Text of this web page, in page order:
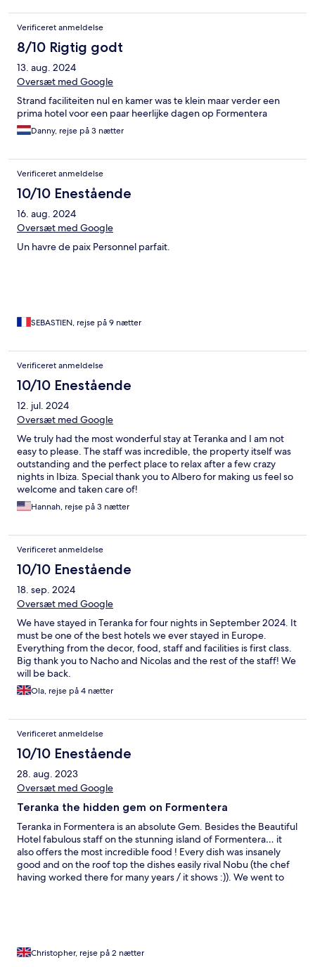
Verificeret anmeldelse
8/10 Rigtig godt
13. aug. 2024
Oversæt med Google
Strand faciliteiten nul en kamer was te klein maar verder een
prima hotel voor een paar heerlijke dagen op Formentera
Danny, rejse på 3 nætter
Verificeret anmeldelse
10/10 Enestående
16. aug. 2024
Oversæt med Google
Un havre de paix Personnel parfait.
SEBASTIEN, rejse på 9 nætter
Verificeret anmeldelse
10/10 Enestående
12. jul. 2024
Oversæt med Google
We truly had the most wonderful stay at Teranka and I am not
easy to please. The staff was incredible, the property itself was
outstanding and the perfect place to relax after a few crazy
nights in Ibiza. Special thank you to Albero for making us feel so
welcome and taken care of!
Hannah, rejse på 3 nætter
Verificeret anmeldelse
10/10 Enestående
18. sep. 2024
Oversæt med Google
We have stayed in Teranka for four nights in September 2024. It
must be one of the best hotels we ever stayed in Europe.
Everything from the decor, food, staff and facilities is first class.
Big thank you to Nacho and Nicolas and the rest of the staff! We
will be back.
Ola, rejse på 4 nætter
Verificeret anmeldelse
10/10 Enestående
28. aug. 2023
Oversæt med Google
Teranka the hidden gem on Formentera
Teranka in Formentera is an absolute Gem. Besides the Beautiful
Hotel fabulous staff on the stunning island of Formentera… it
also offers the most incredible food ! Every dish was insanely
good and on the roof top the dishes easily rival Nobu (the chef
having worked there for many years / it shows :)). We went to
Christopher, rejse på 2 nætter